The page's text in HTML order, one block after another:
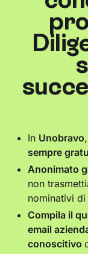
In Unobravo
sempre
Anonimato
non
nominativi
Compila il
email
conoscitivo